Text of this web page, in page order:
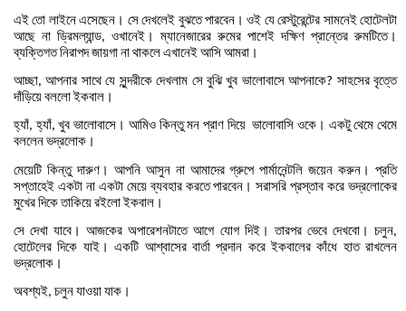
এই তো লাইনে এসেছেন। সে দেখলেই বুঝতে পারবেন। ওই যে রেস্টুরেন্টের সামনেই হোটেলটা
আছে না ড্রিমল্যান্ড, ওখানেই। ম্যানেজারের রুমের পাশেই দক্ষিণ প্রান্তের রুমটিতে।
ব্যক্তিগতনিরাপদজায়গানাথাকলেএখানেইআসিআমরা।
আচ্ছা,আপনার সাথে যে সুন্দরীকে দেখলাম সে বুঝি খুব ভালোবাসে আপনাকে? সাহসের বৃত্তে
দাঁড়িয়েবললোইকবাল।
হ্যাঁ,হ্যাঁ,খুব ভালোবাসে। আমিও কিন্তু মন প্রাণ দিয়ে ভালোবাসি ওকে। একটু থেমে থেমে
বললেনভদ্রলোক।
মেয়েটি কিন্তু দারুণ। আপনি আসুন না আমাদের গ্রুপে পার্মানেন্টলি জয়েন করুন। প্রতি
সপ্তাহেই একটা না একটা মেয়ে ব্যবহার করতে পারবেন। সরাসরি প্রস্তাব করে ভদ্রলোকের
মুখেরদিকেতাকিয়েরইলোইকবাল।
সে দেখা যাবে। আজকের অপারেশনটাতে আগে যোগ দিই। তারপর ভেবে দেখবো। চলুন,
হোটেলের দিকে যাই। একটি আশ্বাসের বার্তা প্রদান করে ইকবালের কাঁধে হাত রাখলেন
ভদ্রলোক।
অবশ্যই, চলুনযাওয়াযাক।